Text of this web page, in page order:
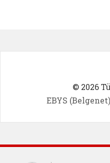
© 2026
EBYS (Belgenet)